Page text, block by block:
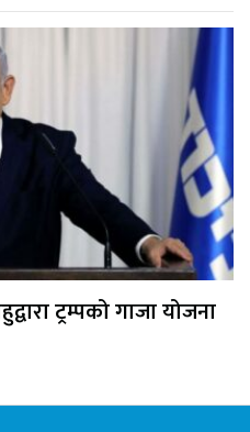
ट्रम्पको गाजा योजना